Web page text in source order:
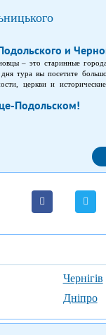
и
– это старинные
тура вы посетите
церкви и
«Хотинская крепость»;
17 века; поездка в
Подольском!
Чернігів
Дніпро